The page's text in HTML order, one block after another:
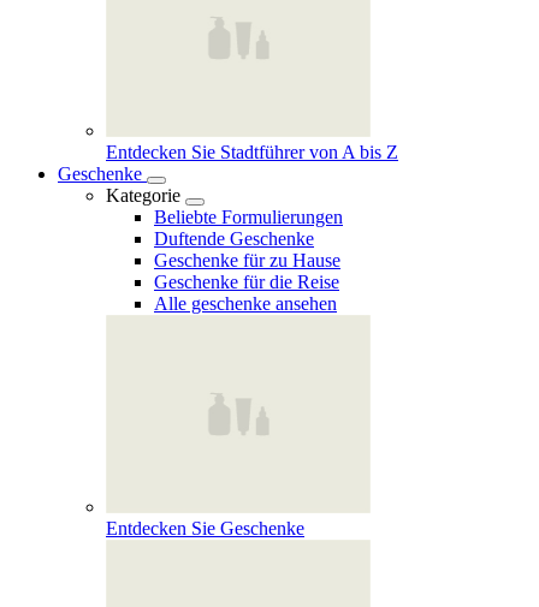
Entdecken Sie Stadtführer von A bis Z
Geschenke
Kategorie
Beliebte Formulierungen
Duftende Geschenke
Geschenke für zu Hause
Geschenke für die Reise
Alle geschenke ansehen
Entdecken Sie Geschenke